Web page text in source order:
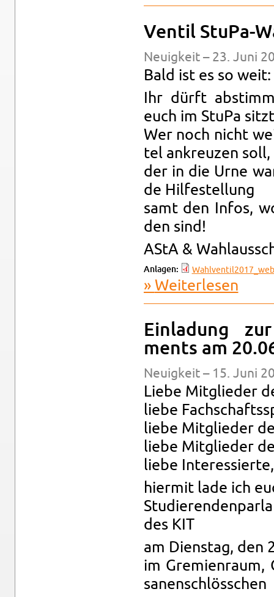
Ven­til Stu­Pa-
Neu­ig­keit – 23. Juni
Bald ist es so weit:
Ihr dürft
euch im StuPa
Wer noch nicht
tel an­kreu­zen soll,
der in die Urne
de Hil­fe­stel­lung
samt den Infos,
den sind!
AStA &
An­la­gen:
Wei­ter­le­sen
Ein­la­dung
ments am
Neu­ig­keit – 15. Juni
Liebe Mit­glie­der
liebe
liebe Mit­glie­der
liebe Mit­glie­der
liebe In­ter­es­sier­te,
hier­mit lade ich
des KIT
am Diens­tag, den
im Gre­mi­en­raum,
sa­nen­schlöss­chen